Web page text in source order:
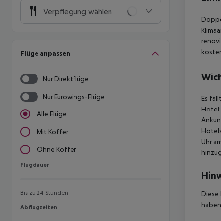
Verpflegung wählen
Flüge anpassen
Nur Direktflüge
Nur Eurowings-Flüge
Alle Flüge
Mit Koffer
Ohne Koffer
Flugdauer
Flugdauer
Bis zu 24 Stunden
Abflugzeiten
Abflugzeiten
Es
Hotel:
Uhr
Diese